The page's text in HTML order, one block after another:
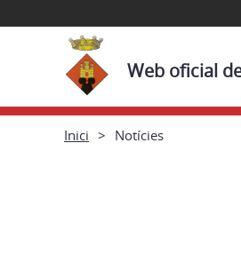
Web oficial
Inici Notícies